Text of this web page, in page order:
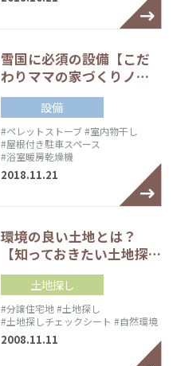
雪国に必須の設備【こだ
わりママの家づくりノ…
設備
#ペレットストーブ#室内物干し
#屋根付き駐車スペース
#浴室暖房乾燥機
2018.11.21
環境の良い土地とは？
【知っておきたい土地探…
土地探し
#分譲住宅地#土地探し
#土地探しチェックシート #自然環境
2008.11.11